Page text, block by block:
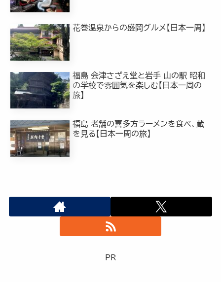
花巻温泉からの盛岡グルメ【日本一周】
福島 会津さざえ堂と岩手 山の駅 昭和
の学校で雰囲気を楽しむ【日本一周の
旅】
福島 老舗の喜多方ラーメンを食べ、蔵
を見る【日本一周の旅】
PR